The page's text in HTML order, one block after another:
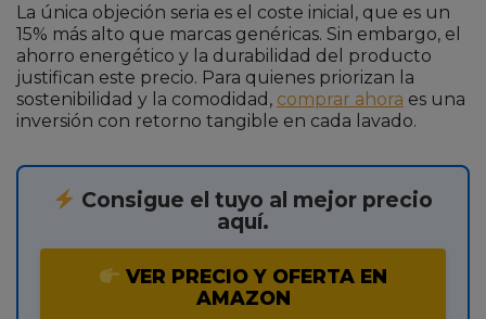
La única objeción seria es el coste inicial, que es un
15% más alto que marcas genéricas. Sin embargo, el
ahorro energético y la durabilidad del producto
justifican este precio. Para quienes priorizan la
sostenibilidad y la comodidad, comprar ahora es una
inversión con retorno tangible en cada lavado.
Consigue el tuyo al mejor precio
aquí.
VER PRECIO Y OFERTA EN
AMAZON